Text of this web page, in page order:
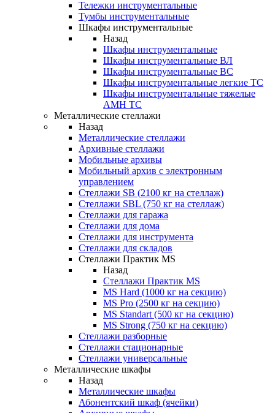
Тележки инструментальные
Тумбы инструментальные
Шкафы инструментальные
Назад
Шкафы инструментальные
Шкафы инструментальные ВЛ
Шкафы инструментальные ВС
Шкафы инструментальные легкие ТС
Шкафы инструментальные тяжелые
AMH TC
Металлические стеллажи
Назад
Металлические стеллажи
Архивные стеллажи
Мобильные архивы
Мобильный архив с электронным
управлением
Стеллажи SB (2100 кг на стеллаж)
Стеллажи SBL (750 кг на стеллаж)
Стеллажи для гаража
Стеллажи для дома
Стеллажи для инструмента
Стеллажи для складов
Стеллажи Практик MS
Назад
Стеллажи Практик MS
MS Hard (1000 кг на секцию)
MS Pro (2500 кг на секцию)
MS Standart (500 кг на секцию)
MS Strong (750 кг на секцию)
Стеллажи разборные
Стеллажи стационарные
Стеллажи универсальные
Металлические шкафы
Назад
Металлические шкафы
Абонентский шкаф (ячейки)